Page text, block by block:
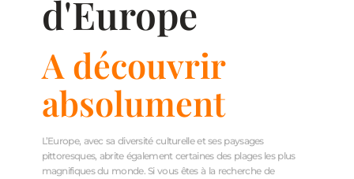
d'Europe
A découvrir
absolument
L’Europe, avec sa diversité culturelle et ses paysages
pittoresques, abrite également certaines des plages les plus
magnifiques du monde. Si vous êtes à la recherche de